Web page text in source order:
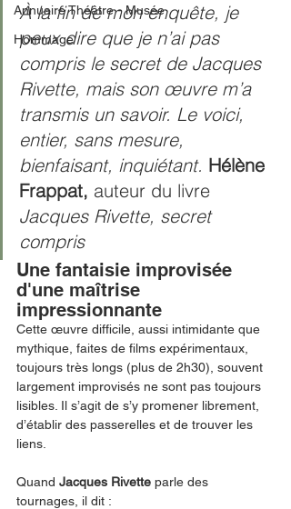
Annuaire Théâtre - Musée
Hommage
À la fin de mon enquête, je
peux dire que je n’ai pas
compris le secret de Jacques
Rivette, mais son œuvre m’a
transmis un savoir. Le voici,
entier, sans mesure,
bienfaisant, inquiétant. Hélène
Frappat, auteur du livre
Jacques Rivette, secret
compris
Une fantaisie improvisée
d'une maîtrise
impressionnante
Cette œuvre difficile, aussi intimidante que
mythique, faites de films expérimentaux,
toujours très longs (plus de 2h30), souvent
largement improvisés ne sont pas toujours
lisibles. Il s’agit de s’y promener librement,
d’établir des passerelles et de trouver les
liens.
Quand Jacques Rivette parle des
tournages, il dit :